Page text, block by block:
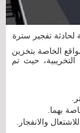
تفجير سترة
الخاصة بتخزين
حيث تم
والانفجار.